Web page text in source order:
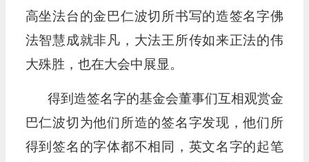
高坐法台的金巴仁波切所书写的造签名字佛
法智慧成就非凡，大法王所传如来正法的伟
大殊胜，也在大会中展显。
得到造签名字的基金会董事们互相观赏金
巴仁波切为他们所造的签名字发现，他们所
得到签名的字体都不相同，英文名字的起笔